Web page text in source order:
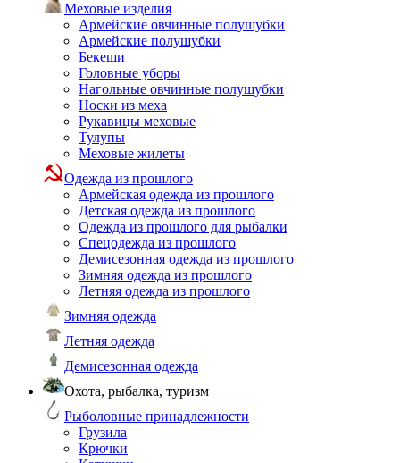
Меховые изделия
Армейские овчинные полушубки
Армейские полушубки
Бекеши
Головные уборы
Нагольные овчинные полушубки
Носки из меха
Рукавицы меховые
Тулупы
Меховые жилеты
Одежда из прошлого
Армейская одежда из прошлого
Детская одежда из прошлого
Одежда из прошлого для рыбалки
Спецодежда из прошлого
Демисезонная одежда из прошлого
Зимняя одежда из прошлого
Летняя одежда из прошлого
Зимняя одежда
Летняя одежда
Демисезонная одежда
Охота, рыбалка, туризм
Рыболовные принадлежности
Грузила
Крючки